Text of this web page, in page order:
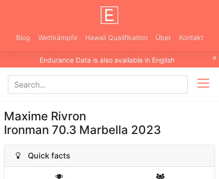
Blog Wettkämpfe Hawaii Qualifikation Über Kontakt
×
Endurance Data is also available in English
Maxime Rivron
Ironman 70.3 Marbella 2023
Quick facts